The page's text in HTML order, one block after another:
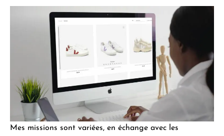
Mes missions sont variées, en échange avec les